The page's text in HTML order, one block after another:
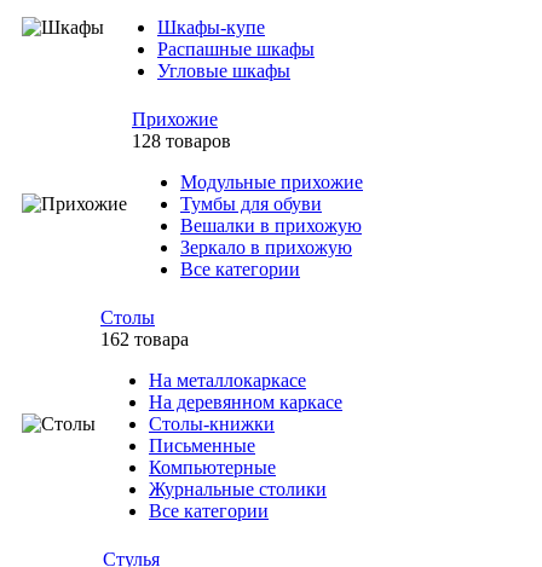
Шкафы-купе
Распашные шкафы
Угловые шкафы
Прихожие
128 товаров
Модульные прихожие
Тумбы для обуви
Вешалки в прихожую
Зеркало в прихожую
Все категории
Столы
162 товара
На металлокаркасе
На деревянном каркасе
Столы-книжки
Письменные
Компьютерные
Журнальные столики
Все категории
Стулья